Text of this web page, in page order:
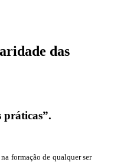
das
formação de qualquer ser